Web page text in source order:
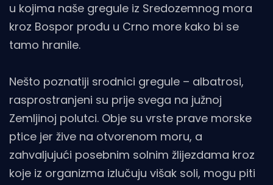
u kojima naše gregule iz Sredozemnog mora
kroz Bospor prođu u Crno more kako bi se
tamo hranile.
Nešto poznatiji srodnici gregule – albatrosi,
rasprostranjeni su prije svega na južnoj
Zemljinoj polutci. Obje su vrste prave morske
ptice jer žive na otvorenom moru, a
zahvaljujući posebnim solnim žlijezdama kroz
koje iz organizma izlučuju višak soli, mogu piti